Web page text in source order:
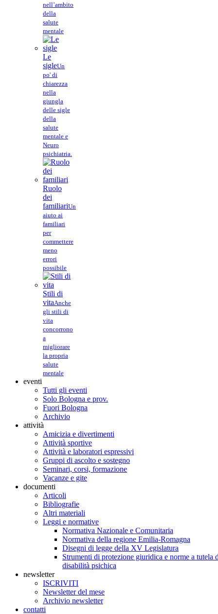
nell’ambito
della
salute
mentale
Le
sigleUn
po' di
chiarezza
nella
giungla
delle sigle
della
salute
mentale e
Neuro
psichiatria.
Ruolo
dei
familiariUn
aiuto ai
familiari
per
commettere
meno
errori
possibile
Stili di
vitaAnche
gli stili di
vita
concorrono
a
migliorare
la propria
salute
mentale
eventi
Tutti gli eventi
Solo Bologna e prov.
Fuori Bologna
Archivio
attività
Amicizia e divertimenti
Attività sportive
Attività e laboratori espressivi
Gruppi di ascolto e sostegno
Seminari, corsi, formazione
Vacanze e gite
documenti
Articoli
Bibliografie
Altri materiali
Leggi e normative
Normativa Nazionale e Comunitaria
Normativa della regione Emilia-Romagna
Disegni di legge della XV Legislatura
Strumenti di protezione giuridica e norme a tutela
disabilità psichica
newsletter
ISCRIVITI
Newsletter del mese
Archivio newsletter
contatti